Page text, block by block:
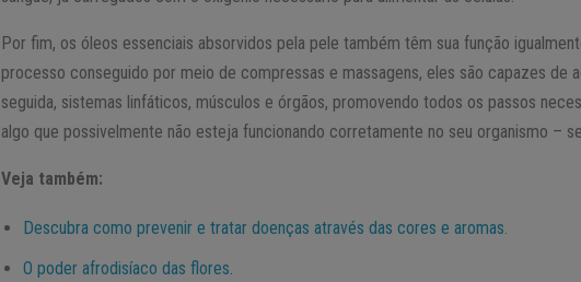
Por fim, os óleos essenciais absorvidos pela pele também têm sua função
processo conseguido por meio de compressas e massagens, eles são capazes de
seguida, sistemas linfáticos, músculos e órgãos, promovendo todos os passos
algo que possivelmente não esteja funcionando corretamente no seu organismo –
Veja também:
Descubra como prevenir e tratar doenças através das cores e aromas.
O poder afrodisíaco das flores.